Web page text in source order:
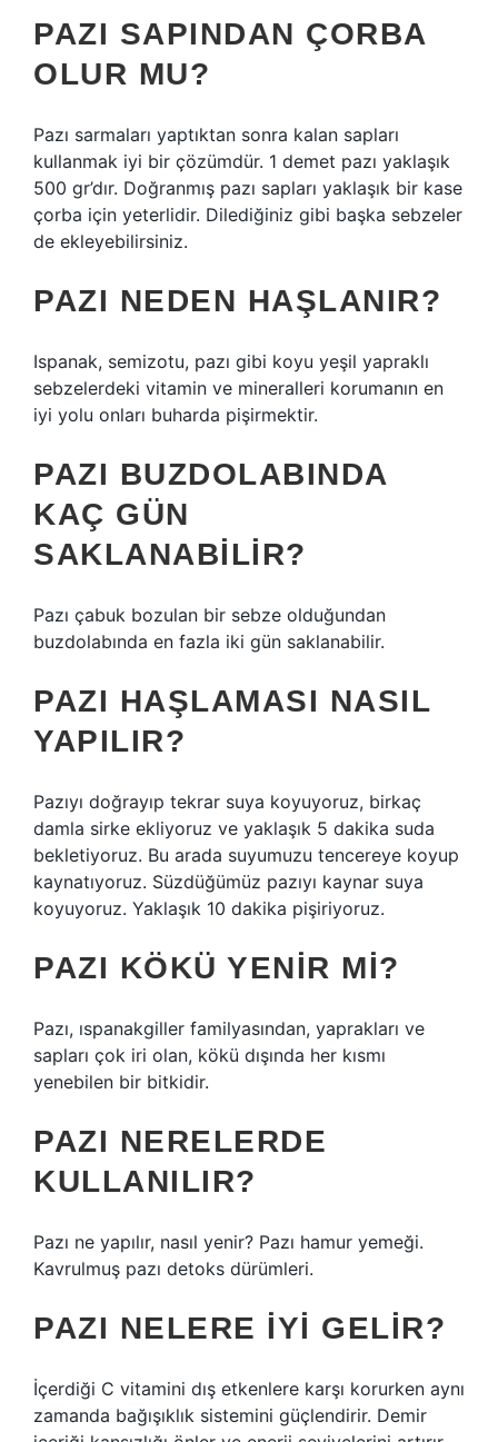
PAZI SAPINDAN ÇORBA
OLUR MU?
Pazı sarmaları yaptıktan sonra kalan sapları
kullanmak iyi bir çözümdür. 1 demet pazı yaklaşık
500 gr’dır. Doğranmış pazı sapları yaklaşık bir kase
çorba için yeterlidir. Dilediğiniz gibi başka sebzeler
de ekleyebilirsiniz.
PAZI NEDEN HAŞLANIR?
Ispanak, semizotu, pazı gibi koyu yeşil yapraklı
sebzelerdeki vitamin ve mineralleri korumanın en
iyi yolu onları buharda pişirmektir.
PAZI BUZDOLABINDA
KAÇ GÜN
SAKLANABILIR?
Pazı çabuk bozulan bir sebze olduğundan
buzdolabında en fazla iki gün saklanabilir.
PAZI HAŞLAMASI NASIL
YAPILIR?
Pazıyı doğrayıp tekrar suya koyuyoruz, birkaç
damla sirke ekliyoruz ve yaklaşık 5 dakika suda
bekletiyoruz. Bu arada suyumuzu tencereye koyup
kaynatıyoruz. Süzdüğümüz pazıyı kaynar suya
koyuyoruz. Yaklaşık 10 dakika pişiriyoruz.
PAZI KÖKÜ YENIR MI?
Pazı, ıspanakgiller familyasından, yaprakları ve
sapları çok iri olan, kökü dışında her kısmı
yenebilen bir bitkidir.
PAZI NERELERDE
KULLANILIR?
Pazı ne yapılır, nasıl yenir? Pazı hamur yemeği.
Kavrulmuş pazı detoks dürümleri.
PAZI NELERE IYI GELIR?
İçerdiği C vitamini dış etkenlere karşı korurken aynı
zamanda bağışıklık sistemini güçlendirir. Demir